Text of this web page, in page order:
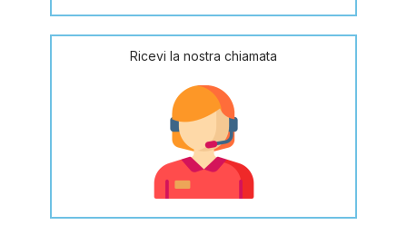
Ricevi la nostra chiamata